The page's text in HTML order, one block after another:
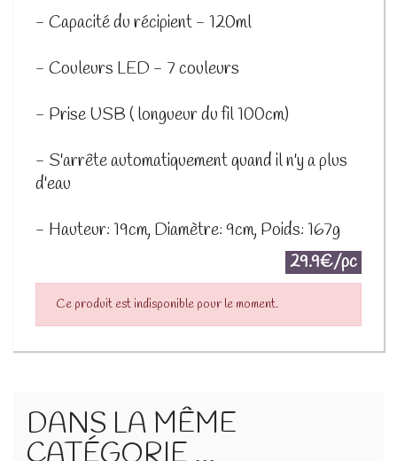
- Capacité du récipient - 120ml
- Couleurs LED - 7 couleurs
- Prise USB ( longueur du fil 100cm)
- S'arrête automatiquement quand il n'y a plus
d'eau
- Hauteur: 19cm, Diamètre: 9cm, Poids: 167g
29.9€/pc
Ce produit est indisponible pour le moment.
DANS LA MÊME